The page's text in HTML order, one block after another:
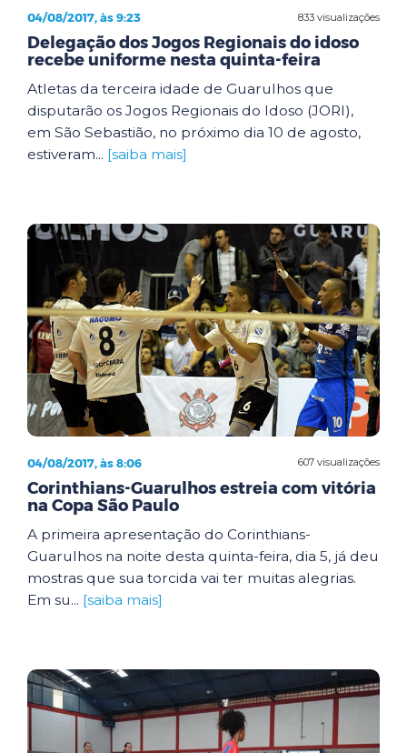
833 visualizações
04/08/2017, às 9:23
Delegação dos Jogos Regionais do idoso
recebe uniforme nesta quinta-feira
Atletas da terceira idade de Guarulhos que
disputarão os Jogos Regionais do Idoso (JORI),
em São Sebastião, no próximo dia 10 de agosto,
estiveram... [saiba mais]
607 visualizações
04/08/2017, às 8:06
Corinthians-Guarulhos estreia com vitória
na Copa São Paulo
A primeira apresentação do Corinthians-
Guarulhos na noite desta quinta-feira, dia 5, já deu
mostras que sua torcida vai ter muitas alegrias.
Em su... [saiba mais]